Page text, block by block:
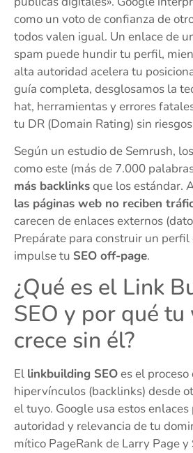
como un voto de confianza de
todos valen igual. Un enlace de
spam puede hundir tu perfil,
alta autoridad acelera tu
guía completa, desglosamos la
hat, herramientas y errores
tu DR (Domain Rating) sin
Según un estudio de Semrush,
como este (más de 7.000
más backlinksque los estándar.
las páginas web no reciben
carecen de enlaces externos
Prepárate para construir un perfil
impulse tu SEO off-page.
¿Qué es el Link
SEO y por qué
crece sin él?
El linkbuilding SEOes el
hipervínculos (backlinks) desde
el tuyo. Google usa estos
autoridad y relevancia de tu
mítico PageRank de Larry Page y